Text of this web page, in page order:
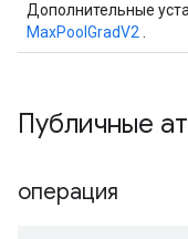
Дополнительные
MaxPoolGradV2
Публичные
операция